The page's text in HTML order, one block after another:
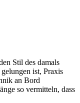
Stil des damals
ist, Praxis
an Bord
so vermitteln, dass